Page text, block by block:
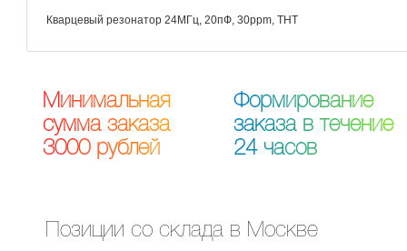
Кварцевый резонатор 24МГц, 20пФ, 30ppm, THT
Минимальная
сумма заказа
3000 рублей
Формирование
заказа в течение
24 часов
Позиции со склада в Москве